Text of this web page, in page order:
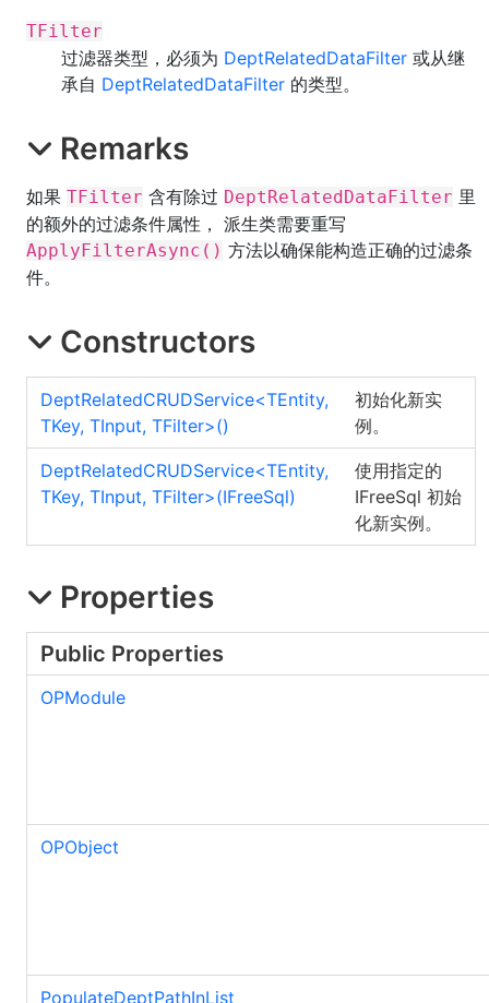
TFilter
过滤器类型，必须为 DeptRelatedDataFilter 或从继
承自 DeptRelatedDataFilter 的类型。
Remarks
如果 TFilter 含有除过 DeptRelatedDataFilter 里
的额外的过滤条件属性， 派生类需要重写
ApplyFilterAsync() 方法以确保能构造正确的过滤条
件。
Constructors
DeptRelatedCRUDService<TEntity,
TKey, TInput, TFilter>()
初始化新实
例。
DeptRelatedCRUDService<TEntity,
TKey, TInput, TFilter>(IFreeSql)
使用指定的
IFreeSql 初始
化新实例。
Properties
Public Properties
OPModule
OPObject
PopulateDeptPathInList